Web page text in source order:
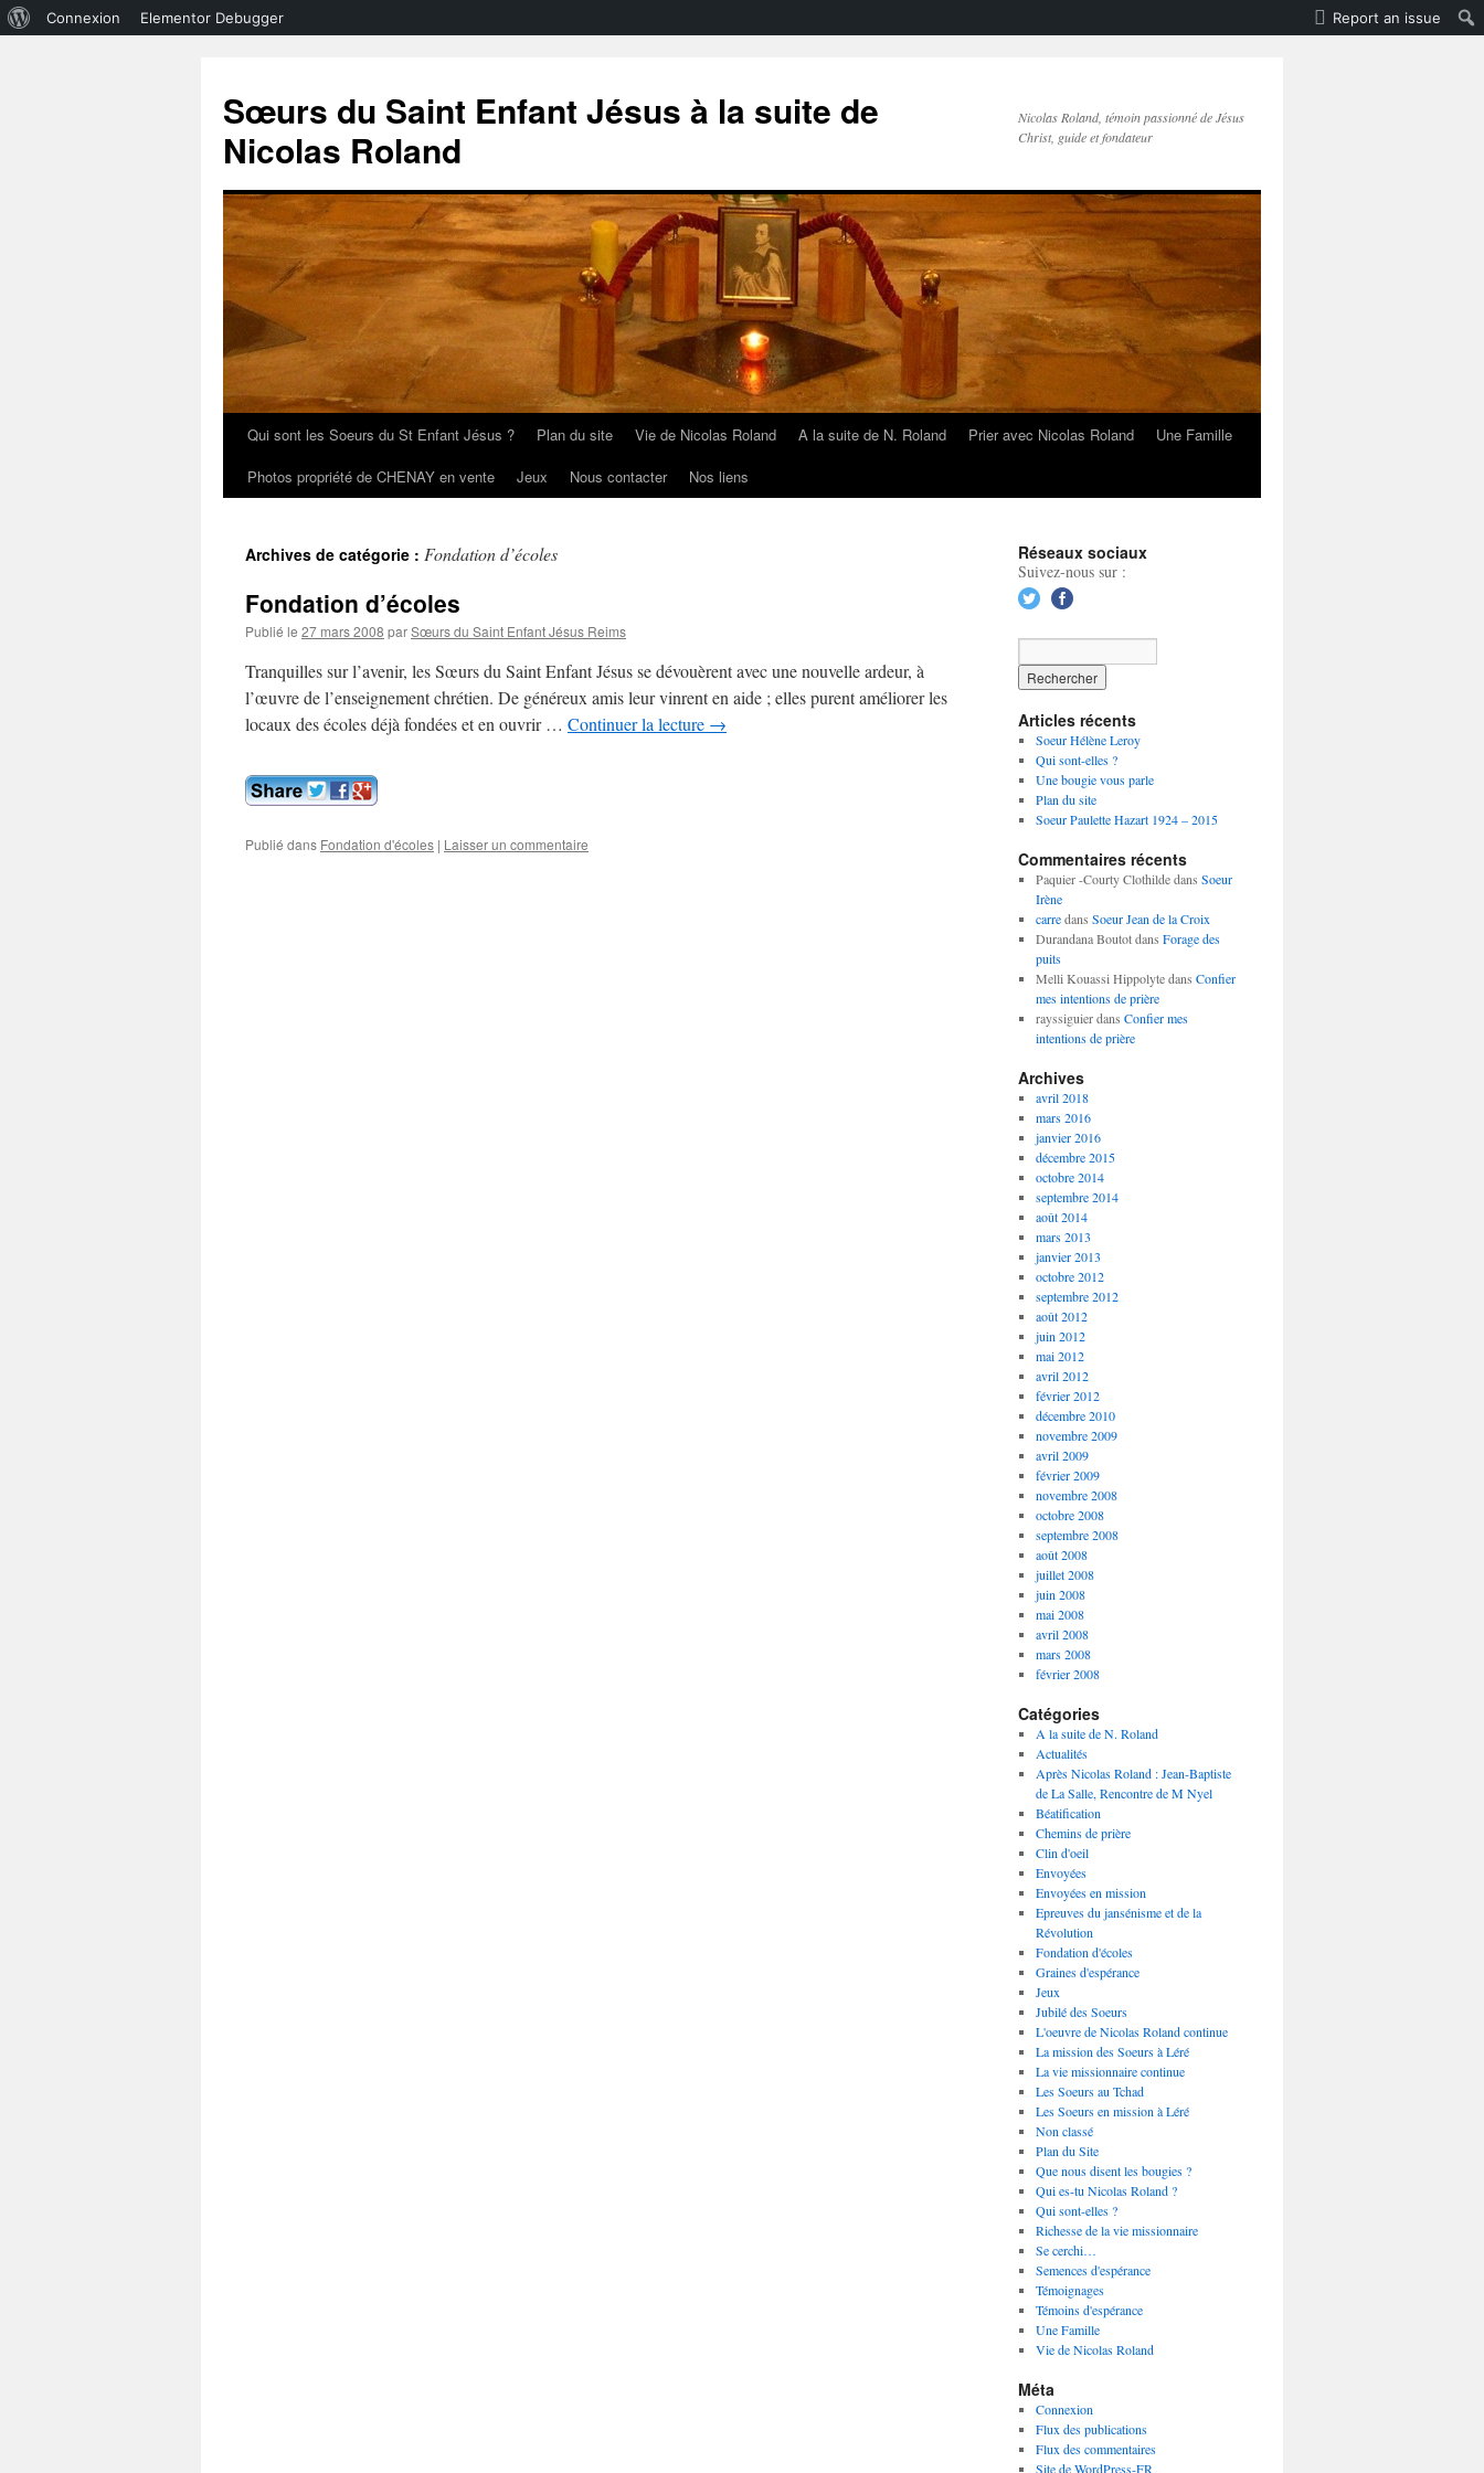
Connexion Elementor Debugger Report an issue
Sœurs du Saint Enfant Jésus à la suite de
Nicolas Roland
Nicolas Roland, témoin passionné de Jésus
Christ, guide et fondateur
Aller
Qui sont les Soeurs du St Enfant Jésus ? Plan du site Vie de Nicolas Roland A la suite de N. Roland Prier avec Nicolas Roland
Une Famille
Photos propriété de CHENAY en vente
Jeux Nous contacter Nos liens
Archives de catégorie : Fondation d’écoles
Fondation d’écoles
Publié le 27 mars 2008 parSœurs du Saint Enfant Jésus Reims
Tranquilles sur l’avenir, les Sœurs du Saint Enfant Jésus se dévouèrent avec une nouvelle ardeur, à
l’œuvre de l’enseignement chrétien. De généreux amis leur vinrent en aide ; elles purent améliorer les
locaux des écoles déjà fondées et en ouvrir … Continuer la lecture →
Publié dans Fondation d'écoles | Laisser un commentaire
Réseaux sociaux
Suivez-nous sur :
Articles récents
Soeur Hélène Leroy
Qui sont-elles ?
Une bougie vous parle
Plan du site
Soeur Paulette Hazart 1924 – 2015
Commentaires récents
Paquier -Courty Clothildedans Soeur
Irène
carredans Soeur Jean de la Croix
Durandana Boutotdans Forage des
puits
Melli Kouassi Hippolytedans Confier
mes intentions de prière
rayssiguierdans Confier mes
intentions de prière
Archives
avril 2018
mars 2016
janvier 2016
décembre 2015
octobre 2014
septembre 2014
août 2014
mars 2013
janvier 2013
octobre 2012
septembre 2012
août 2012
juin 2012
mai 2012
avril 2012
février 2012
décembre 2010
novembre 2009
avril 2009
février 2009
novembre 2008
octobre 2008
septembre 2008
août 2008
juillet 2008
juin 2008
mai 2008
avril 2008
mars 2008
février 2008
Catégories
A la suite de N. Roland
Actualités
Après Nicolas Roland : Jean-Baptiste
de La Salle, Rencontre de M Nyel
Béatification
Chemins de prière
Clin d'oeil
Envoyées
Envoyées en mission
Epreuves du jansénisme et de la
Révolution
Fondation d'écoles
Graines d'espérance
Jeux
Jubilé des Soeurs
L'oeuvre de Nicolas Roland continue
La mission des Soeurs à Léré
La vie missionnaire continue
Les Soeurs au Tchad
Les Soeurs en mission à Léré
Non classé
Plan du Site
Que nous disent les bougies ?
Qui es-tu Nicolas Roland ?
Qui sont-elles ?
Richesse de la vie missionnaire
Se cerchi…
Semences d'espérance
Témoignages
Témoins d'espérance
Une Famille
Vie de Nicolas Roland
Méta
Connexion
Flux des publications
Flux des commentaires
Site de WordPress-FR